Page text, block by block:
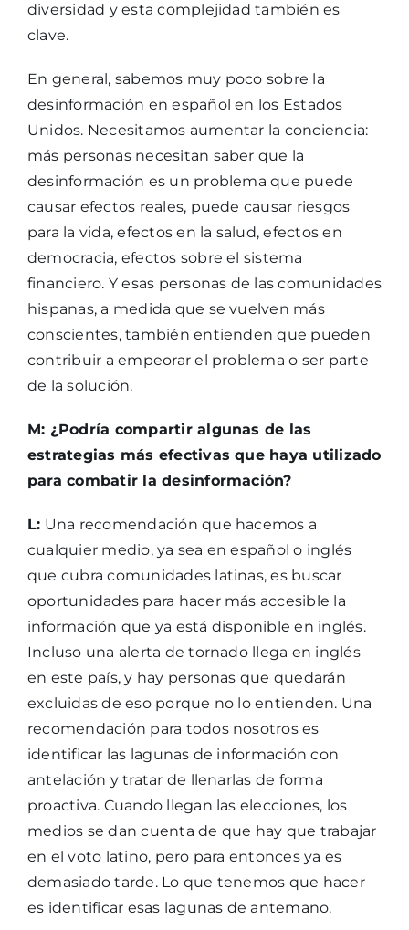
diversidad y esta complejidad también es
clave.
En general, sabemos muy poco sobre la
desinformación en español en los Estados
Unidos. Necesitamos aumentar la conciencia:
más personas necesitan saber que la
desinformación es un problema que puede
causar efectos reales, puede causar riesgos
para la vida, efectos en la salud, efectos en
democracia, efectos sobre el sistema
financiero. Y esas personas de las comunidades
hispanas, a medida que se vuelven más
conscientes, también entienden que pueden
contribuir a empeorar el problema o ser parte
de la solución.
M: ¿Podría compartir algunas de las
estrategias más efectivas que haya utilizado
para combatir la desinformación?
L: Una recomendación que hacemos a
cualquier medio, ya sea en español o inglés
que cubra comunidades latinas, es buscar
oportunidades para hacer más accesible la
información que ya está disponible en inglés.
Incluso una alerta de tornado llega en inglés
en este país, y hay personas que quedarán
excluidas de eso porque no lo entienden. Una
recomendación para todos nosotros es
identificar las lagunas de información con
antelación y tratar de llenarlas de forma
proactiva. Cuando llegan las elecciones, los
medios se dan cuenta de que hay que trabajar
en el voto latino, pero para entonces ya es
demasiado tarde. Lo que tenemos que hacer
es identificar esas lagunas de antemano.